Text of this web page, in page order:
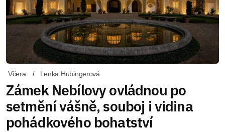
Včera Lenka Hubingerová
Zámek Nebílovy ovládnou po
setmění vášně, souboj i vidina
pohádkového bohatství